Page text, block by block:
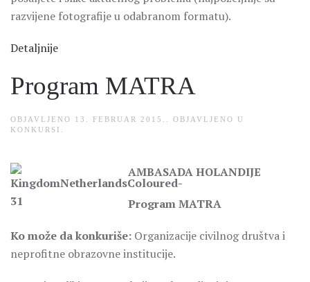
razvijene fotografije u odabranom formatu).
Detaljnije
Program MATRA
OBJAVLJENO 13. FEBRUAR 2015.
. OBJAVLJENO U
KONKURSI
AMBASADA HOLANDIJE
Program MATRA
Ko može da konkuriše: Organizacije civilnog društva i
neprofitne obrazovne institucije.